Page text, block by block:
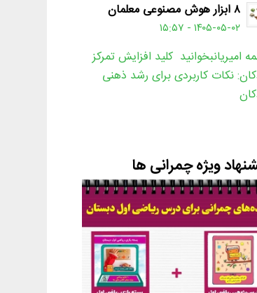
۸ ابزار هوش مصنوعی معلمان
۱۴۰۵-۰۵-۰۲ - ۱۵:۵۷
امیریانبخوانید کلید افزایش تمرکز
نکات کاربردی برای رشد ذهنی
ویژه چمرانی ها